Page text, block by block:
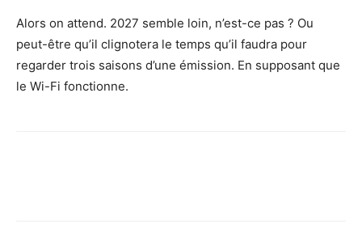
Alors on attend. 2027 semble loin, n’est-ce pas ? Ou
peut-être qu’il clignotera le temps qu’il faudra pour
regarder trois saisons d’une émission. En supposant que
le Wi-Fi fonctionne.